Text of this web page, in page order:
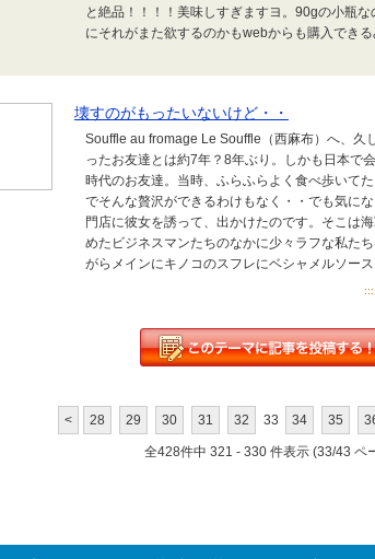
と絶品！！！！美味しすぎますヨ。90gの小瓶
にそれがまた欲するのかもwebからも購入できる
壊すのがもったいないけど・・
Souffle au fromage Le Souffle（西麻布）へ、久
ったお友達とは約7年？8年ぶり。しかも日本で
時代のお友達。当時、ふらふらよく食べ歩いて
でそんな贅沢ができるわけもなく・・でも気に
門店に彼女を誘って、出かけたのです。そこは
めたビジネスマンたちのなかに少々ラフな私た
がらメインにキノコのスフレにベシャメルソー
< 28 29 30 31 32 33 34 35
全428件中 321 - 330 件表示 (33/43 ペ